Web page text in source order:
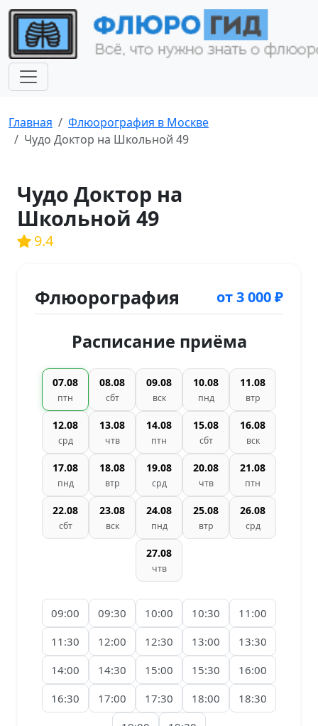
Главная
Флюорография в Москве
Чудо Доктор на Школьной 49
Чудо Доктор на
Школьной 49
9.4
Флюорография от 3 000 ₽
Расписание приёма
07.08
птн
08.08
сбт
09.08
вск
10.08
пнд
11.08
втр
12.08
срд
13.08
чтв
14.08
птн
15.08
сбт
16.08
вск
17.08
пнд
18.08
втр
19.08
срд
20.08
чтв
21.08
птн
22.08
сбт
23.08
вск
24.08
пнд
25.08
втр
26.08
срд
27.08
чтв
09:00 09:30 10:00 10:30
11:00
11:30
12:00 12:30 13:00
13:30
14:00
14:30 15:00 15:30
16:00
16:30
17:00 17:30 18:00
18:30